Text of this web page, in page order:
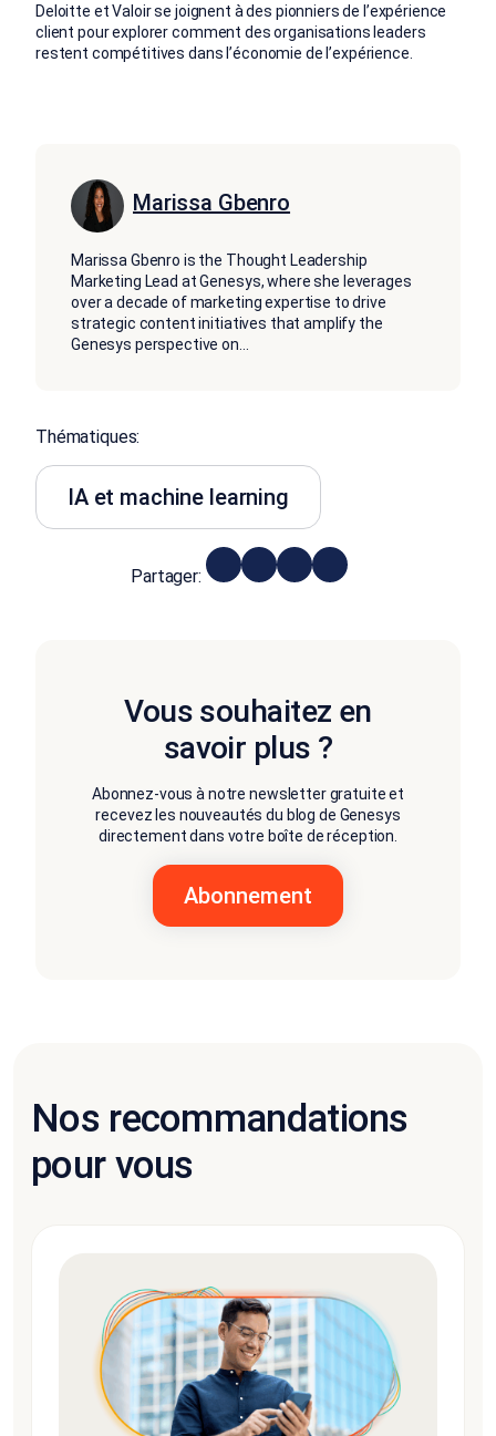
Deloitte etValoir se joignent à des pionniers de l’expérience
client pour explorer comment des organisations leaders
restent compétitives dans l’économie de l’expérience.
Marissa Gbenro
Marissa Gbenro is the Thought Leadership
Marketing Lead at Genesys, where she leverages
over a decade of marketing expertise to drive
strategic content initiatives that amplify the
Genesys perspective on...
Thématiques:
IA et machine learning
Partager:
Vous souhaitez en
savoir plus ?
Abonnez-vous à notre newsletter gratuite et
recevez les nouveautés du blog de Genesys
directement dans votre boîte de réception.
Nos recommandations
pour vous